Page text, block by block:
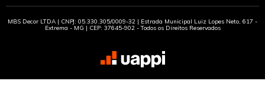
MBS Decor LTDA | CNPJ: 05.330.305/0009-32 | Estrada Municipal Luiz Lopes Neto, 617 -
Extrema - MG | CEP: 37645-902 - Todos os Direitos Reservados